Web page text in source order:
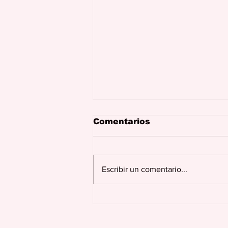
Comentarios
Escribir un comentario...